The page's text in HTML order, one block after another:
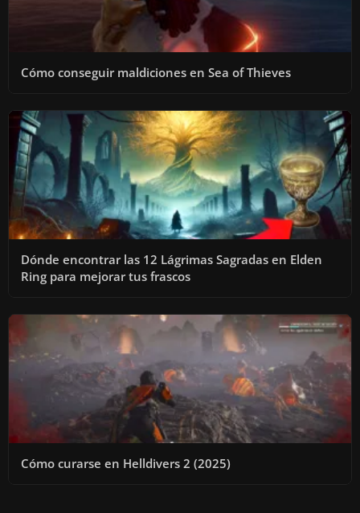
Cómo conseguir maldiciones en Sea of Thieves
Dónde encontrar las 12 Lágrimas Sagradas en Elden
Ring para mejorar tus frascos
Cómo curarse en Helldivers 2 (2025)